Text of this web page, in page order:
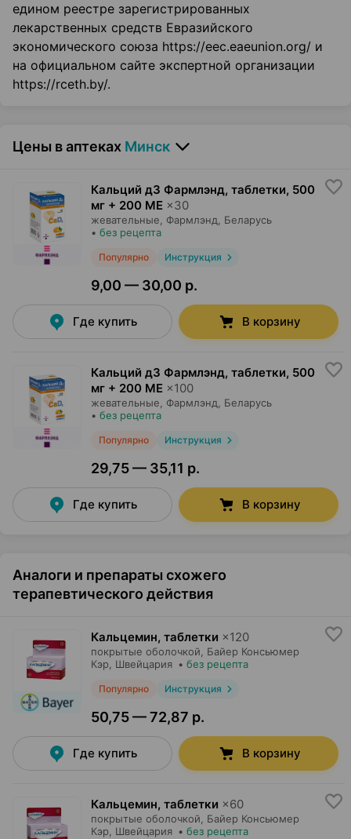
едином реестре зарегистрированных
лекарственных средств Евразийского
экономического союза https://eec.eaeunion.org/ и
на официальном сайте экспертной организации
https://rceth.by/.
Цены в аптеках Минск
Кальций д3 Фармлэнд, таблетки, 500
мг + 200 МЕ ×30
жевательные, Фармлэнд, Беларусь
• без рецепта
Популярно Инструкция
9,00 — 30,00 р.
Где купить В корзину
Кальций д3 Фармлэнд, таблетки, 500
мг + 200 МЕ ×100
жевательные, Фармлэнд, Беларусь
• без рецепта
Популярно Инструкция
29,75 — 35,11 р.
Где купить В корзину
Аналоги и препараты схожего
терапевтического действия
Кальцемин, таблетки ×120
покрытые оболочкой, Байер Консьюмер
Кэр, Швейцария • без рецепта
Популярно Инструкция
50,75 — 72,87 р.
Где купить В корзину
Кальцемин, таблетки ×60
покрытые оболочкой, Байер Консьюмер
Кэр, Швейцария • без рецепта